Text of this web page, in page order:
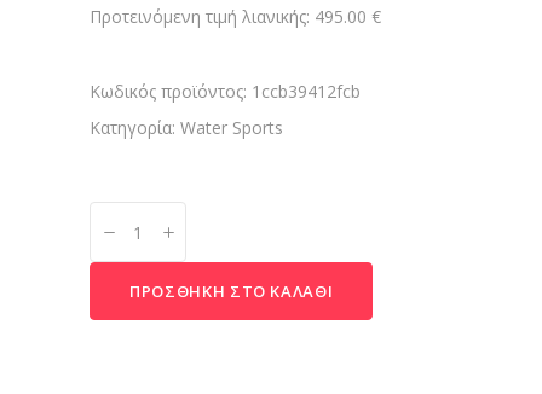
Προτεινόμενη τιμή λιανικής: 495.00 €
Κωδικός προϊόντος: 1ccb39412fcb
Κατηγορία: Water Sports
ΠΡΟΣΘΉΚΗ ΣΤΟ ΚΑΛΆΘΙ